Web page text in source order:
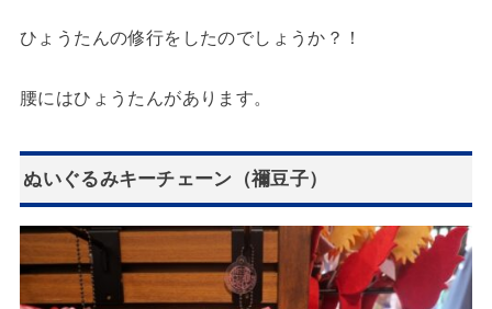
ひょうたんの修行をしたのでしょうか？！
腰にはひょうたんがあります。
ぬいぐるみキーチェーン（禰豆子）